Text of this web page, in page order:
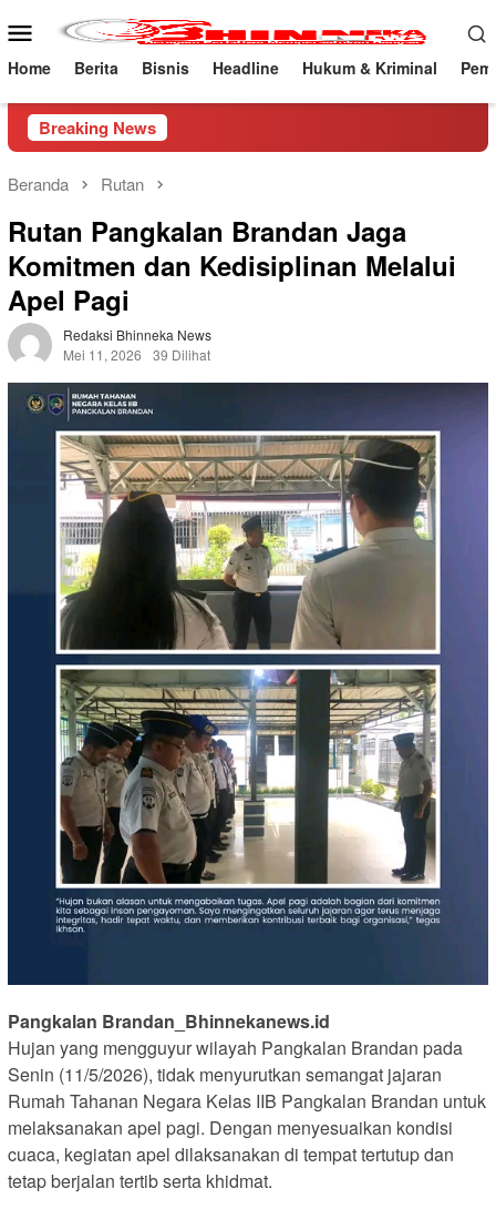
ke
konten
Menu
Mobile
Home Berita Bisnis Headline Hukum & Kriminal
Breaking News
Beranda Rutan
Rutan Pangkalan Brandan Jaga
Komitmen dan Kedisiplinan Melalui
Apel Pagi
Redaksi Bhinneka News
Mei 11, 2026
39 Dilihat
Pangkalan Brandan_Bhinnekanews.id
Hujan yang mengguyur wilayah Pangkalan Brandan pada
Senin (11/5/2026), tidak menyurutkan semangat jajaran
Rumah Tahanan Negara Kelas IIB Pangkalan Brandan untuk
melaksanakan apel pagi. Dengan menyesuaikan kondisi
cuaca, kegiatan apel dilaksanakan di tempat tertutup dan
tetap berjalan tertib serta khidmat.